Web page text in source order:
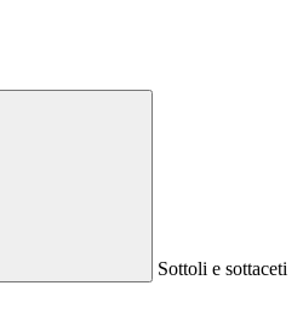
Sottoli e sottaceti